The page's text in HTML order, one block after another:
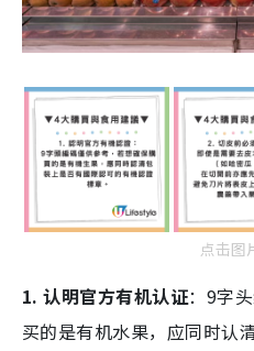
点击图
1. 认明官方有机认证：9字
买的是有机水果，应同时认